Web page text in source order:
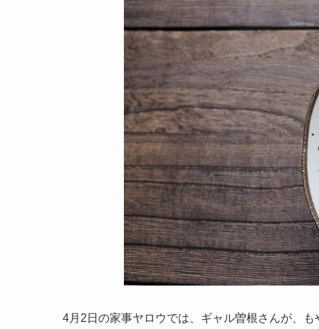
4月2日の家事ヤロウでは、ギャル曽根さんが、